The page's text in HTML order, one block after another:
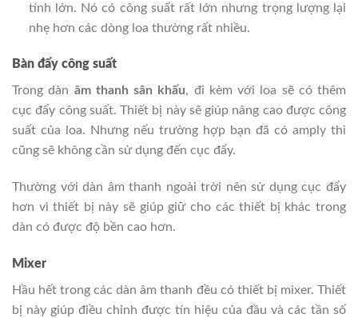
tính lớn. Nó có công suất rất lớn nhưng trọng lượng lại
nhẹ hơn các dòng loa thường rất nhiều.
Bàn đẩy công suất
Trong dàn âm thanh sân khấu, đi kèm với loa sẽ có thêm
cục đẩy công suất. Thiết bị này sẽ giúp nâng cao được công
suất của loa. Nhưng nếu trường hợp bạn đã có amply thì
cũng sẽ không cần sử dụng đến cục đẩy.
Thường với dàn âm thanh ngoài trời nên sử dụng cục đẩy
hơn vì thiết bị này sẽ giúp giữ cho các thiết bị khác trong
dàn có được độ bền cao hơn.
Mixer
Hầu hết trong các dàn âm thanh đều có thiết bị mixer. Thiết
bị này giúp điều chỉnh được tín hiệu của đầu và các tần số